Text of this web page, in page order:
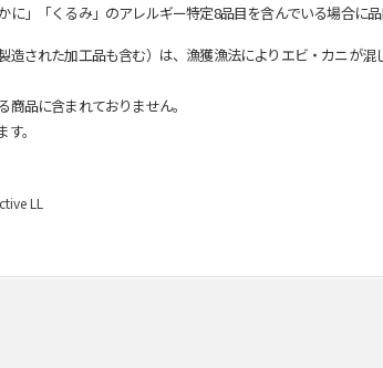
」「くるみ」のアレルギー特定8品目を含んでいる場合に品
された加工品も含む）は、漁獲漁法によりエビ・カニが
品に含まれておりません。
。
LL